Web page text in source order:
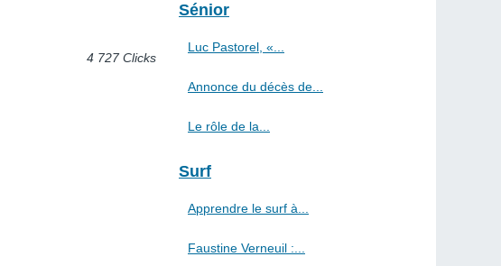
4 727 Clicks
Sénior
Luc Pastorel, «...
Annonce du décès de...
Le rôle de la...
Surf
Apprendre le surf à...
Faustine Verneuil :...